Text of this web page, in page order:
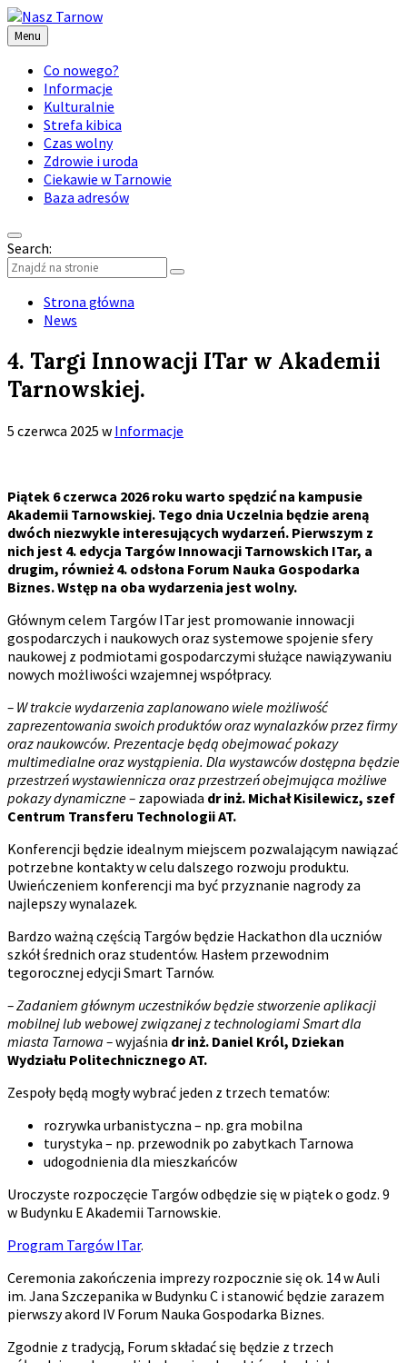
Menu
Co nowego?
Informacje
Kulturalnie
Strefa kibica
Czas wolny
Zdrowie i uroda
Ciekawie w Tarnowie
Baza adresów
Search:
Strona główna
News
4. Targi Innowacji ITar w Akademii
Tarnowskiej.
5 czerwca 2025 w Informacje
Piątek 6 czerwca 2026 roku warto spędzić na kampusie
Akademii Tarnowskiej. Tego dnia Uczelnia będzie areną
dwóch niezwykle interesujących wydarzeń. Pierwszym z
nich jest 4. edycja Targów Innowacji Tarnowskich ITar, a
drugim, również 4. odsłona Forum Nauka Gospodarka
Biznes. Wstęp na oba wydarzenia jest wolny.
Głównym celem Targów ITar jest promowanie innowacji
gospodarczych i naukowych oraz systemowe spojenie sfery
naukowej z podmiotami gospodarczymi służące nawiązywaniu
nowych możliwości wzajemnej współpracy.
– W trakcie wydarzenia zaplanowano wiele możliwość
zaprezentowania swoich produktów oraz wynalazków przez firmy
oraz naukowców. Prezentacje będą obejmować pokazy
multimedialne oraz wystąpienia. Dla wystawców dostępna będzie
przestrzeń wystawiennicza oraz przestrzeń obejmująca możliwe
pokazy dynamiczne – zapowiada dr inż. Michał Kisilewicz, szef
Centrum Transferu Technologii AT.
Konferencji będzie idealnym miejscem pozwalającym nawiązać
potrzebne kontakty w celu dalszego rozwoju produktu.
Uwieńczeniem konferencji ma być przyznanie nagrody za
najlepszy wynalazek.
Bardzo ważną częścią Targów będzie Hackathon dla uczniów
szkół średnich oraz studentów. Hasłem przewodnim
tegorocznej edycji Smart Tarnów.
–Zadaniem głównym uczestników będzie stworzenie aplikacji
mobilnejlub webowejzwiązanejz technologiami Smart dla
miasta Tarnowa –wyjaśnia dr inż. Daniel Król, Dziekan
Wydziału Politechnicznego AT.
Zespoły będą mogły wybrać jeden z trzech tematów:
rozrywka urbanistyczna – np. gra mobilna
turystyka – np. przewodnik po zabytkach Tarnowa
udogodnienia dla mieszkańców
Uroczyste rozpoczęcie Targów odbędzie się w piątek o godz. 9
w Budynku E Akademii Tarnowskie.
Program Targów ITar.
Ceremonia zakończenia imprezy rozpocznie się ok. 14 w Auli
im. Jana Szczepanika w Budynku C i stanowić będzie zarazem
pierwszy akord IV Forum Nauka Gospodarka Biznes.
Zgodnie z tradycją, Forum składać się będzie z trzech